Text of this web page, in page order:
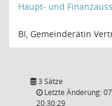
Haupt- und
BI, Gemeinderätin
3 Sätze
Letzte Änderung:
20:30:29